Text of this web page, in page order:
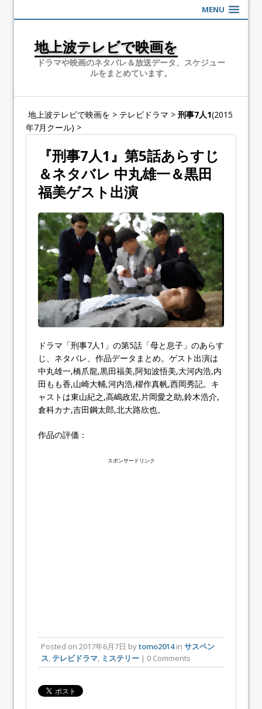
MENU
地上波テレビで映画を
ドラマや映画のネタバレ＆放送データ、スケジュー
ルをまとめています。
地上波テレビで映画を > テレビドラマ > 刑事7人1(2015
年7月クール) >
『刑事7人1』第5話あらすじ
＆ネタバレ 中丸雄一＆黒田
福美ゲスト出演
ドラマ「刑事7人1」の第5話「母と息子」のあらす
じ、ネタバレ、作品データまとめ。ゲスト出演は
中丸雄一,橋爪龍,黒田福美,阿知波悟美,大河内浩,内
田もも香,山崎大輔,河内浩,櫂作真帆,西岡秀記。キ
ャストは東山紀之,高嶋政宏,片岡愛之助,鈴木浩介,
倉科カナ,吉田鋼太郎,北大路欣也。
作品の評価：
スポンサードリンク
Posted on 2017年6月7日 bytomo2014in サスペン
ス テレビドラマ ミステリー | 0 Comments